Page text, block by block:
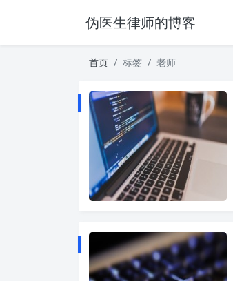
伪医生律师的博客
首页 标签 老师